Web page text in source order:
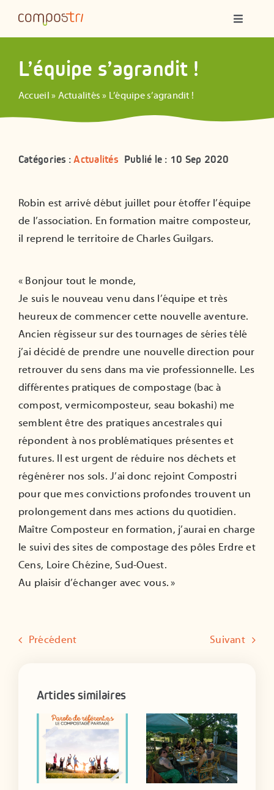
à
Compostage partagé
ADHÉRER
L’équipe s’agrandit !
Accueil » Actualités » L’équipe s’agrandit !
Catégories :Actualités Publié le : 10 Sep 2020
Robin est arrivé début juillet pour étoffer l’équipe
de l’association. En formation maitre composteur,
il reprend le territoire de Charles Guilgars.
« Bonjour tout le monde,
Je suis le nouveau venu dans l’équipe et très
heureux de commencer cette nouvelle aventure.
Ancien régisseur sur des tournages de séries télé
j’ai décidé de prendre une nouvelle direction pour
retrouver du sens dans ma vie professionnelle. Les
différentes pratiques de compostage (bac à
compost, vermicomposteur, seau bokashi) me
semblent être des pratiques ancestrales qui
répondent à nos problématiques présentes et
futures. Il est urgent de réduire nos déchets et
régénérer nos sols. J’ai donc rejoint Compostri
pour que mes convictions profondes trouvent un
prolongement dans mes actions du quotidien.
Maître Composteur en formation, j’aurai en charge
le suivi des sites de compostage des pôles Erdre et
Cens, Loire Chézine, Sud-Ouest.
Au plaisir d’échanger avec vous. »
Précédent Suivant
Articles similaires